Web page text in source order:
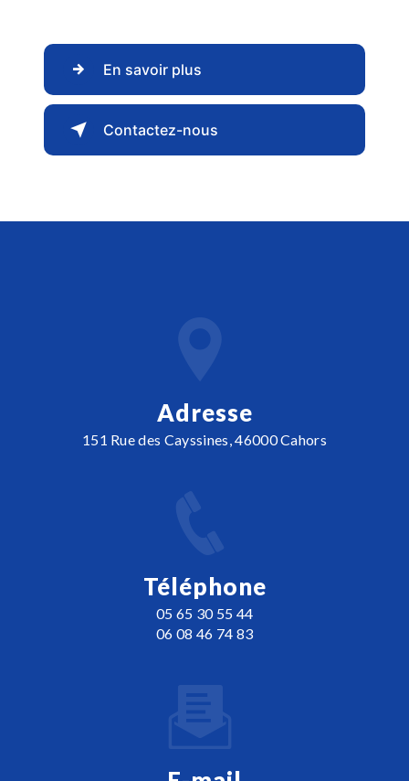
En savoir plus
Contactez-nous
Adresse
151 Rue des Cayssines, 46000 Cahors
Téléphone
05 65 30 55 44
06 08 46 74 83